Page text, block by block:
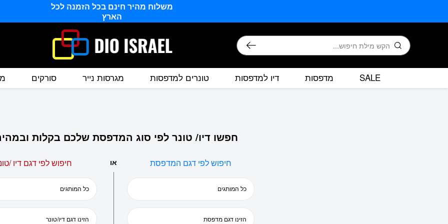
משלוח מהיר חינם בכל הזמנה לכל
הארץ
חיפוש
SALE מדפסות דיו למדפסות טונרים למדפסות מגרסות נייר סורקים
חפשו דיו/ טונר לפי סוג המדפסת שלכם בקלות
חיפוש לפי דגם המדפסת או חיפוש לפי דגם דיו /